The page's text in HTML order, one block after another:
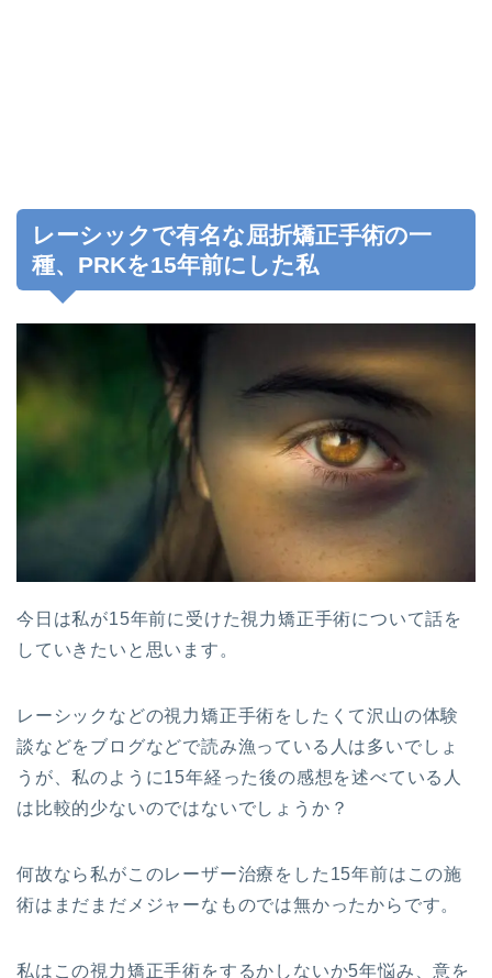
レーシックで有名な屈折矯正手術の一
種、PRKを15年前にした私
今日は私が15年前に受けた視力矯正手術について話を
していきたいと思います。
レーシックなどの視力矯正手術をしたくて沢山の体験
談などをブログなどで読み漁っている人は多いでしょ
うが、私のように15年経った後の感想を述べている人
は比較的少ないのではないでしょうか？
何故なら私がこのレーザー治療をした15年前はこの施
術はまだまだメジャーなものでは無かったからです。
私はこの視力矯正手術をするかしないか5年悩み、意を